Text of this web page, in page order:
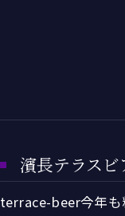
濱長テラス
terrace-beer今年も